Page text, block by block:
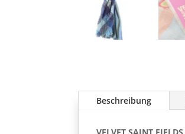
Beschreibung
VELVET SAINT FIELDS